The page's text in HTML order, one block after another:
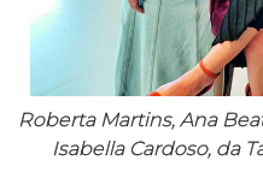
Roberta Martins, Ana
Isabella Cardoso, da